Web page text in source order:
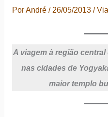
PorAndré/ 26/05/2013/
A viagem à região
nas cidades de
maior templo